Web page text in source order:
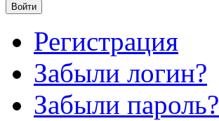
Войти
Регистрация
Забыли логин?
Забыли пароль?